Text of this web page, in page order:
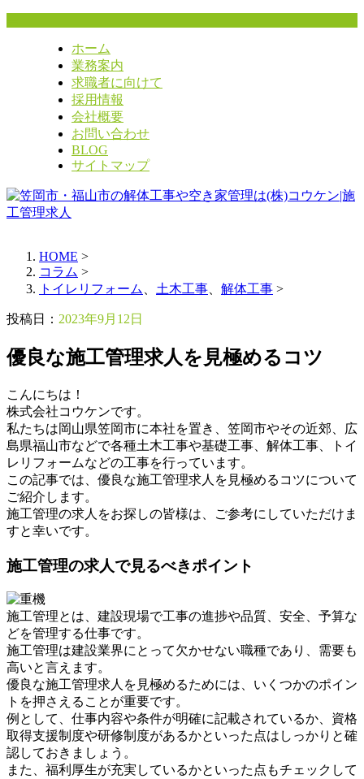
ホーム
業務案内
求職者に向けて
採用情報
会社概要
お問い合わせ
BLOG
サイトマップ
HOME >
コラム >
トイレリフォーム
土木工事 解体工事 >
投稿日： 2023年9月12日
優良な施工管理求人を見極めるコツ
こんにちは！
株式会社コウケンです。
私たちは岡山県笠岡市に本社を置き、笠岡市やその近郊、広
島県福山市などで各種土木工事や基礎工事、解体工事、トイ
レリフォームなどの工事を行っています。
この記事では、優良な施工管理求人を見極めるコツについて
ご紹介します。
施工管理の求人をお探しの皆様は、ご参考にしていただけま
すと幸いです。
施工管理の求人で見るべきポイント
施工管理とは、建設現場で工事の進捗や品質、安全、予算な
どを管理する仕事です。
施工管理は建設業界にとって欠かせない職種であり、需要も
高いと言えます。
優良な施工管理求人を見極めるためには、いくつかのポイン
トを押さえることが重要です。
例として、仕事内容や条件が明確に記載されているか、資格
取得支援制度や研修制度があるかといった点はしっかりと確
認しておきましょう。
また、福利厚生が充実しているかといった点もチェックして